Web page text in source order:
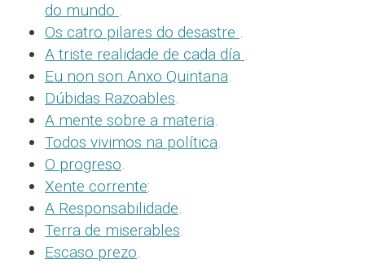
do mundo .
Os catro pilares do desastre .
A triste realidade de cada día .
Eu non son Anxo Quintana.
Dúbidas Razoables.
A mente sobre a materia.
Todos vivimos na política.
O progreso.
Xente corrente:
A Responsabilidade.
Terra de miserables.
Escaso prezo.